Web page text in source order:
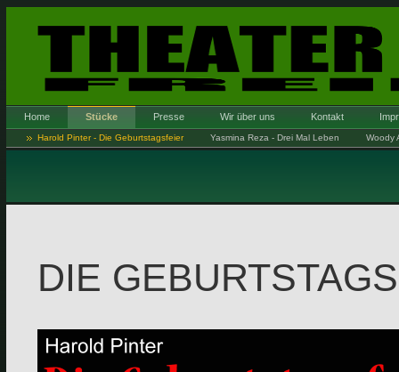
Home Stücke Presse Wir über uns Kontakt
Harold Pinter - Die Geburtstagsfeier Yasmina Reza - Drei Mal Leben Woody
DIE